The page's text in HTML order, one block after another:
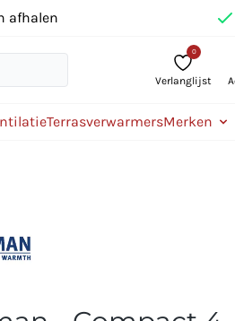
afhalen
0
Verlanglijst
TerrasverwarmersMerken